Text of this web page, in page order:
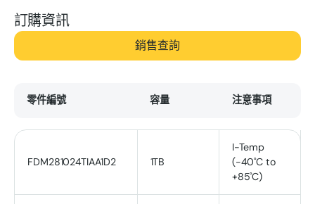
訂購資訊
銷售查詢
零件編號 容量 注意事項
FDM281024TIAA1D2 1TB
I-Temp
(-40˚C to
+85˚C)